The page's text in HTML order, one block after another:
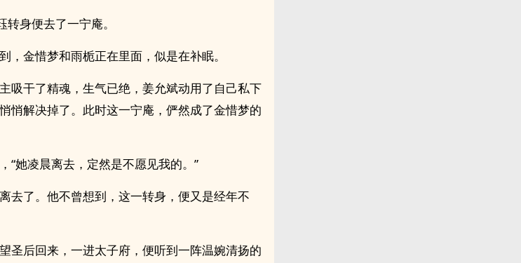
转身便去了一宁庵。
，金惜梦和雨栀正在里面，似是在补眠。
吸干了精魂，生气已绝，姜允斌动用了自己私下
悄解决掉了。此时这一宁庵，俨然成了金惜梦的
“她凌晨离去，定然是不愿见我的。”
去了。他不曾想到，这一转身，便又是经年不
圣后回来，一进太子府，便听到一阵温婉清扬的